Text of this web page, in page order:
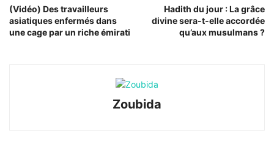
(Vidéo) Des travailleurs
asiatiques enfermés dans
une cage par un riche émirati
Hadith du jour : La grâce
divine sera-t-elle accordée
qu’aux musulmans ?
Zoubida